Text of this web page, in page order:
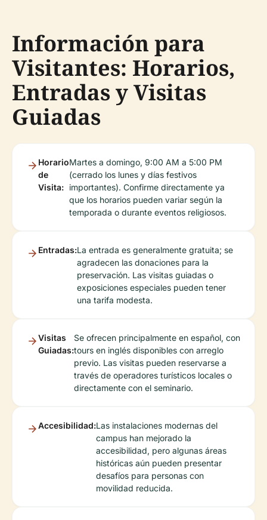
Información para
Visitantes: Horarios,
Entradas y Visitas
Guiadas
Horario
de
Visita:
Martes a domingo, 9:00 AM a 5:00 PM
(cerrado los lunes y días festivos
importantes). Confirme directamente ya
que los horarios pueden variar según la
temporada o durante eventos religiosos.
Entradas:La entrada es generalmente gratuita; se
agradecen las donaciones para la
preservación. Las visitas guiadas o
exposiciones especiales pueden tener
una tarifa modesta.
Visitas
Guiadas:
Se ofrecen principalmente en español, con
tours en inglés disponibles con arreglo
previo. Las visitas pueden reservarse a
través de operadores turísticos locales o
directamente con el seminario.
Accesibilidad:Las instalaciones modernas del
campus han mejorado la
accesibilidad, pero algunas áreas
históricas aún pueden presentar
desafíos para personas con
movilidad reducida.